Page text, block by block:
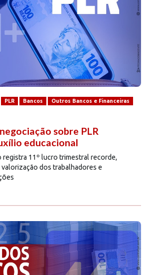
PLR Bancos Outros Bancos e Financeiras
sobre PLR
educacional
registra 11º lucro trimestral recorde,
dos trabalhadores e